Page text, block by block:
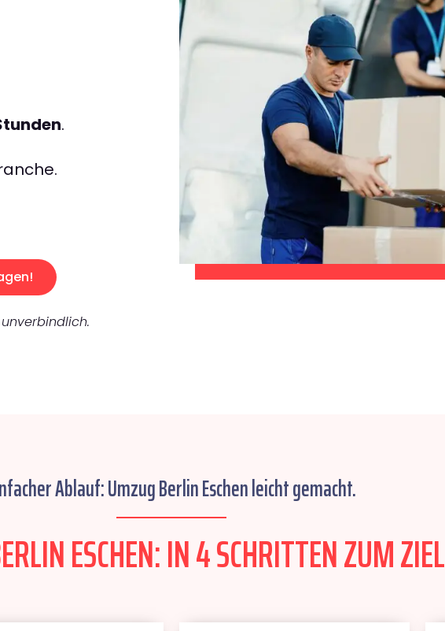
.
unverbindlich.
Ablauf: Umzug Berlin Eschen leicht gemacht.
ESCHEN: IN 4 SCHRITTEN ZUM ZIEL